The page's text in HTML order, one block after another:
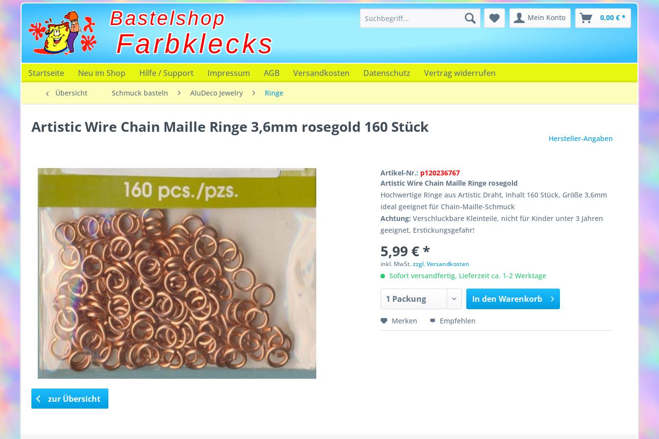
Bastelshop
Farbklecks
Mein Konto 0,00 € *
Startseite Neu im Shop Hilfe / Support Impressum AGB Versandkosten Datenschutz Vertrag widerrufen
Übersicht Schmuck basteln AluDeco Jewelry Ringe
Artistic Wire Chain Maille Ringe 3,6mm rosegold 160 Stück
Hersteller-Angaben
Artikel-Nr.: p120236767
Artistic Wire Chain Maille Ringe rosegold
Hochwertige Ringe aus Artistic Draht, Inhalt 160 Stück, Größe 3,6mm
ideal geeignet für Chain-Maille-Schmuck
Achtung: Verschluckbare Kleinteile, nicht für Kinder unter 3 Jahren
geeignet, Erstickungsgefahr!
5,99 € *
inkl. MwSt.zzgl. Versandkosten
Sofort versandfertig, Lieferzeit ca. 1-2 Werktage
In den Warenkorb
Merken Empfehlen
zur Übersicht